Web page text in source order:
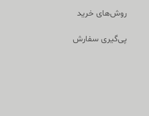
روش‌های خرید
پی‌گیری سفارش